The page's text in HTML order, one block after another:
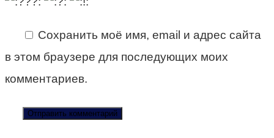
Сохранить моё имя, email и адрес сайта
в этом браузере для последующих моих
комментариев.